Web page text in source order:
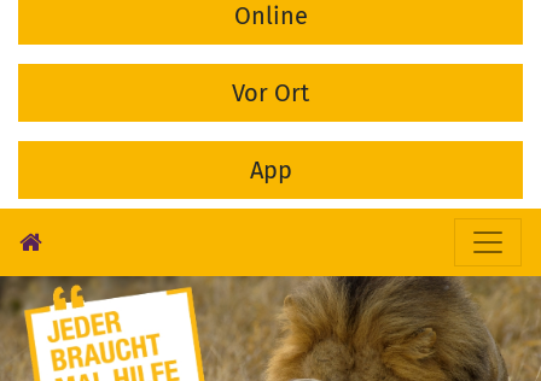
Online
Vor Ort
App